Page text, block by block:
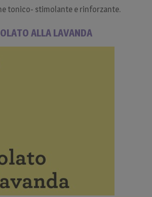
tonico- stimolante e rinforzante.
ALLA LAVANDA